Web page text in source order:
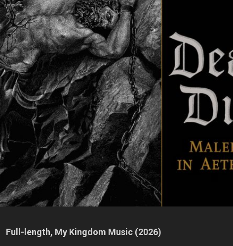
Full-length, My Kingdom Music (2026)